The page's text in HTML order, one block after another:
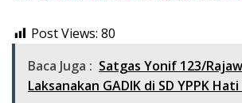
Post Views: 80
Baca Juga : Satgas Yonif 123/
Laksanakan GADIK di SD YPPK